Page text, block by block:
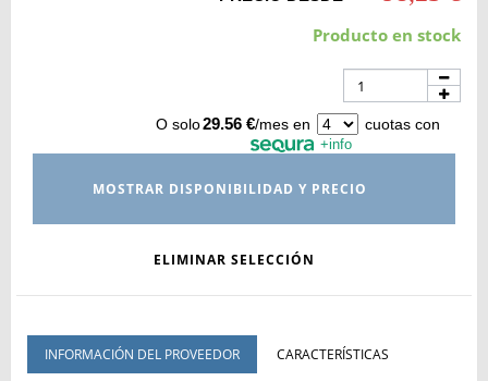
Producto en stock
O solo29.56 €/mes en cuotas con
+info
MOSTRAR DISPONIBILIDAD Y PRECIO
ELIMINAR SELECCIÓN
INFORMACIÓN DEL PROVEEDOR
CARACTERÍSTICAS